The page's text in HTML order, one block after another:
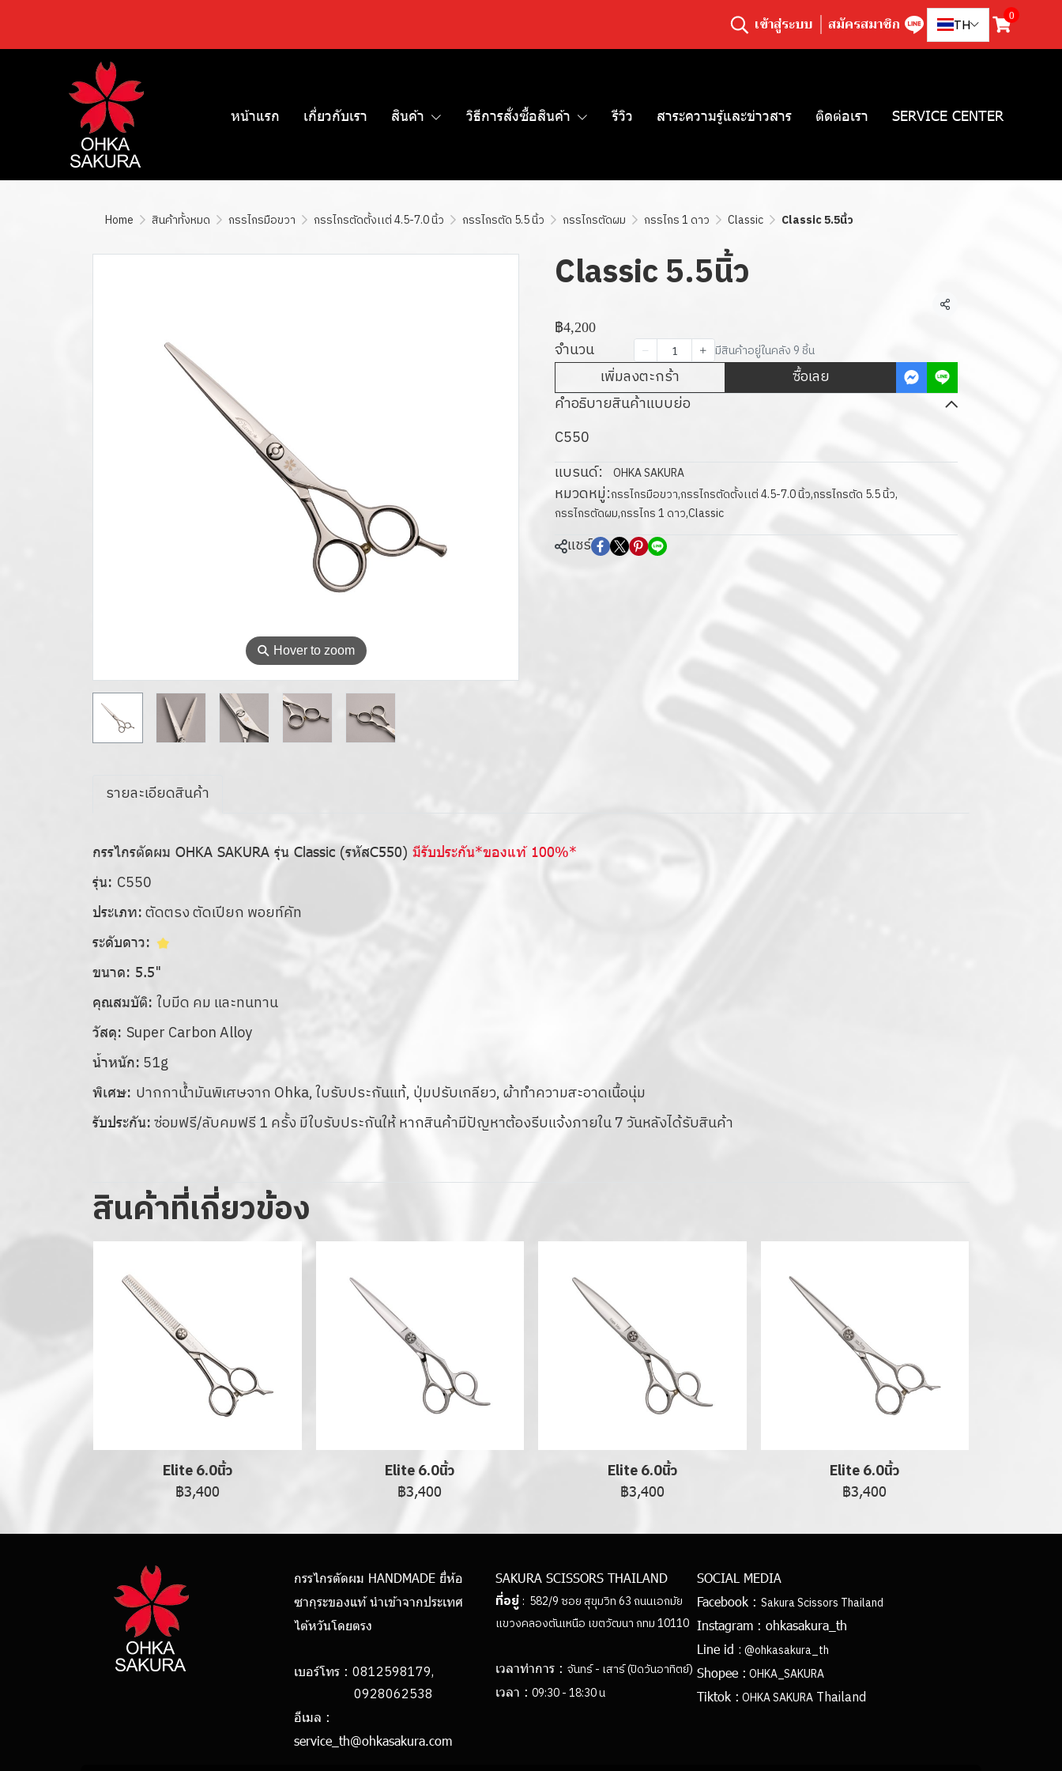
เข้าสู่ระบบ สมัครสมาชิก TH
0
หน้าแรก เกี่ยวกับเรา สินค้า วิธีการสั่งซื้อสินค้า รีวิว สาระความรู้และข่าวสาร ติดต่อเรา SERVICE CENTER
Home สินค้าทั้งหมด กรรไกรมือขวา กรรไกรตัดตั้งเเต่ 4.5-7.0 นิ้ว กรรไกรตัด 5.5 นิ้ว กรรไกรตัดผม กรรไกร 1 ดาว Classic Classic 5.5นิ้ว
⚲ Hover to zoom
Classic 5.5นิ้ว
แชร์
฿4,200
จำนวน มีสินค้าอยู่ในคลัง 9 ชิ้น
เพิ่มลงตะกร้า
ซื้อเลย
คำอธิบายสินค้าแบบย่อ
C550
แบรนด์:
OHKA SAKURA
หมวดหมู่:กรรไกรมือขวา,กรรไกรตัดตั้งเเต่ 4.5-7.0 นิ้ว,กรรไกรตัด 5.5 นิ้ว,
กรรไกรตัดผม,กรรไกร 1 ดาว,Classic
แชร์
รายละเอียดสินค้า
กรรไกรตัดผม OHKA SAKURA รุ่น Classic (รหัสC550) มีรับประกัน*ของแท้ 100%*
รุ่น: C550
ประเภท: ตัดตรง ตัดเปียก พอยท์คัท
ระดับดาว:
ขนาด: 5.5"
คุณสมบัติ:ใบมีด คม และทนทาน
วัสดุ: Super Carbon Alloy
น้ำหนัก: 51g
พิเศษ: ปากกาน้ำมันพิเศษจาก Ohka, ใบรับประกันแท้, ปุ่มปรับเกลียว, ผ้าทำความสะอาดเนื้อนุ่ม
รับประกัน: ซ่อมฟรี/ลับคมฟรี 1 ครั้ง มีใบรับประกันให้ หากสินค้ามีปัญหาต้องรีบแจ้งภายใน 7 วันหลังได้รับสินค้า
สินค้าที่เกี่ยวข้อง
Elite 6.0นิ้ว
฿3,400
Elite 6.0นิ้ว
฿3,400
Elite 6.0นิ้ว
฿3,400
Elite 6.0นิ้ว
฿3,400
กรรไกรตัดผม HANDMADE ยี่ห้อ
ซากุระของแท้ นำเข้าจากประเทศ
ไต้หวันโดยตรง
เบอร์โทร : 0812598179,
0928062538
อีเมล :
service_th@ohkasakura.com
SAKURA SCISSORS THAILAND
ที่อยู่: 582/9 ซอย สุขุมวิท 63 ถนนเอกมัย
แขวงคลองตันเหนือ เขตวัฒนา กทม 10110
เวลาทำการ : จันทร์ - เสาร์ (ปิดวันอาทิตย์)
เวลา : 09:30 - 18:30 น
SOCIAL MEDIA
Facebook : Sakura Scissors Thailand
Instagram : ohkasakura_th
Line id : @ohkasakura_th
Shopee : OHKA_SAKURA
Tiktok : OHKA SAKURA Thailand